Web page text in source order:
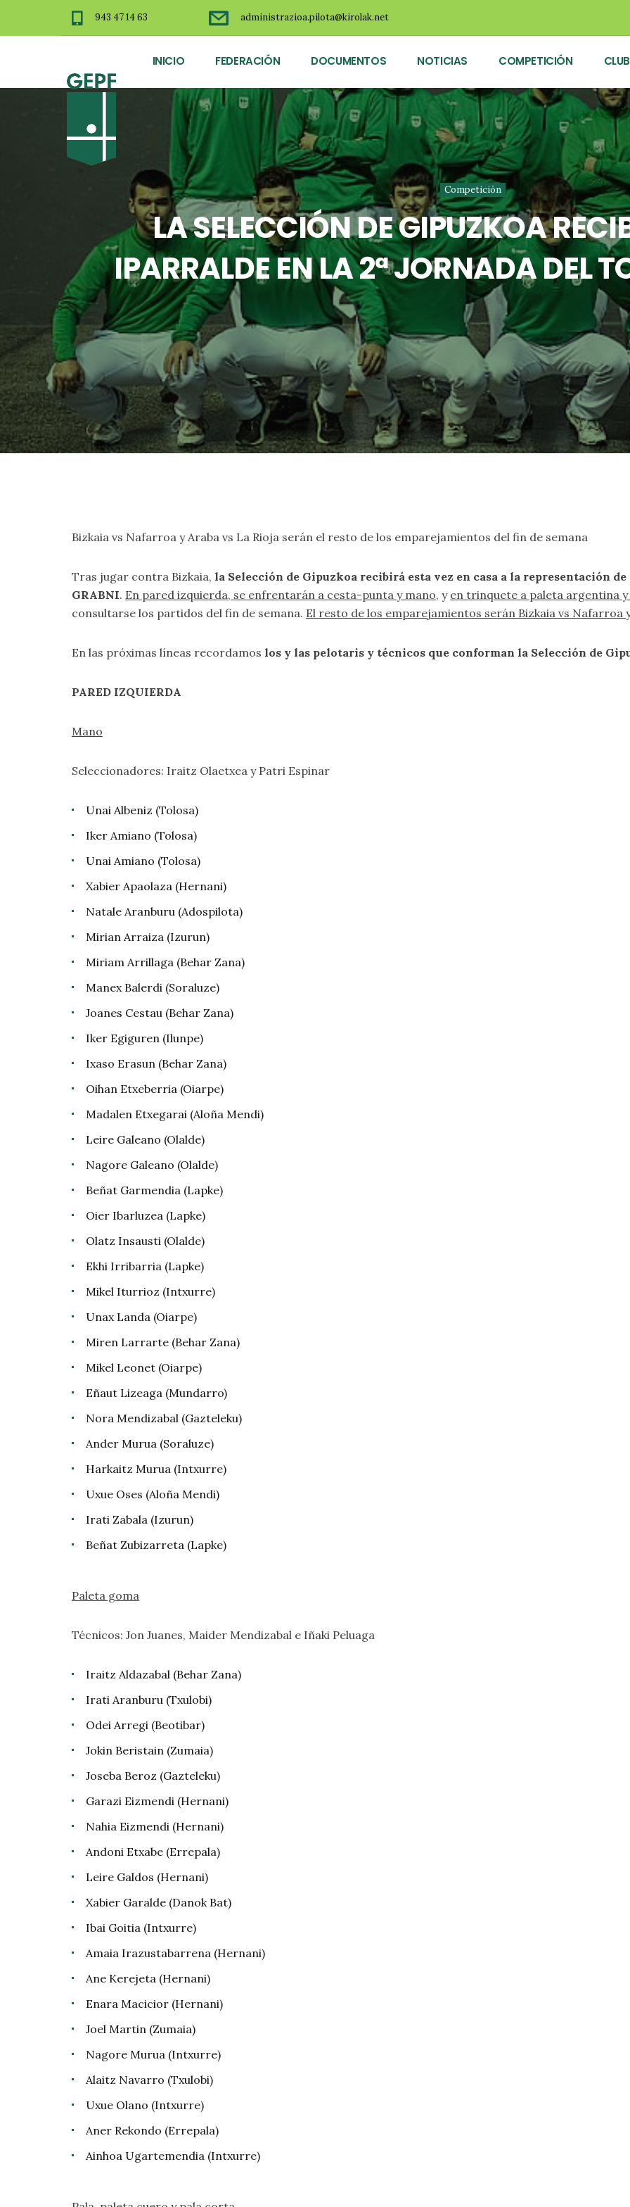
943 47 14 63 administrazioa.pilota@kirolak.net
INICIO FEDERACIÓN DOCUMENTOS NOTICIAS COMPETICIÓN
Competición
LA SELECCIÓN DE GIPUZKOA
IPARRALDE EN LA 2ª JORNADA DEL
Bizkaia vs Nafarroa y Araba vs La Rioja serán el resto de los emparejamientos del fin de semana
Tras jugar contra Bizkaia, la Selección de Gipuzkoa recibirá esta vez en casa a la representación
GRABNI. En pared izquierda, se enfrentarán a cesta-punta y mano, y en trinquete a paleta argentina
consultarse los partidos del fin de semana. El resto de los emparejamientos serán Bizkaia vs Nafarroa
En las próximas líneas recordamos los y las pelotaris y técnicos que conforman la Selección de
PARED IZQUIERDA
Mano
Seleccionadores: Iraitz Olaetxea y Patri Espinar
Unai Albeniz (Tolosa)
Iker Amiano (Tolosa)
Unai Amiano (Tolosa)
Xabier Apaolaza (Hernani)
Natale Aranburu (Adospilota)
Mirian Arraiza (Izurun)
Miriam Arrillaga (Behar Zana)
Manex Balerdi (Soraluze)
Joanes Cestau (Behar Zana)
Iker Egiguren (Ilunpe)
Ixaso Erasun (Behar Zana)
Oihan Etxeberria (Oiarpe)
Madalen Etxegarai (Aloña Mendi)
Leire Galeano (Olalde)
Nagore Galeano (Olalde)
Beñat Garmendia (Lapke)
Oier Ibarluzea (Lapke)
Olatz Insausti (Olalde)
Ekhi Irribarria (Lapke)
Mikel Iturrioz (Intxurre)
Unax Landa (Oiarpe)
Miren Larrarte (Behar Zana)
Mikel Leonet (Oiarpe)
Eñaut Lizeaga (Mundarro)
Nora Mendizabal (Gazteleku)
Ander Murua (Soraluze)
Harkaitz Murua (Intxurre)
Uxue Oses (Aloña Mendi)
Irati Zabala (Izurun)
Beñat Zubizarreta (Lapke)
Paleta goma
Técnicos: Jon Juanes, Maider Mendizabal e Iñaki Peluaga
Iraitz Aldazabal (Behar Zana)
Irati Aranburu (Txulobi)
Odei Arregi (Beotibar)
Jokin Beristain (Zumaia)
Joseba Beroz (Gazteleku)
Garazi Eizmendi (Hernani)
Nahia Eizmendi (Hernani)
Andoni Etxabe (Errepala)
Leire Galdos (Hernani)
Xabier Garalde (Danok Bat)
Ibai Goitia (Intxurre)
Amaia Irazustabarrena (Hernani)
Ane Kerejeta (Hernani)
Enara Macicior (Hernani)
Joel Martin (Zumaia)
Nagore Murua (Intxurre)
Alaitz Navarro (Txulobi)
Uxue Olano (Intxurre)
Aner Rekondo (Errepala)
Ainhoa Ugartemendia (Intxurre)